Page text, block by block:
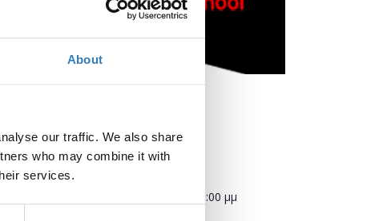
About
our traffic. We also share
who may combine it with
services.
Πότε;
6:00 μμ